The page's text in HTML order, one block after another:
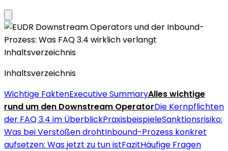
Inhaltsverzeichnis
Inhaltsverzeichnis
Wichtige FaktenExecutive SummaryAlles wichtige
rund um den Downstream OperatorDie Kernpflichten
der FAQ 3.4 im ÜberblickPraxisbeispieleSanktionsrisiko:
Was bei Verstößen drohtInbound-Prozess konkret
aufsetzen: Was jetzt zu tun istFazitHäufige Fragen